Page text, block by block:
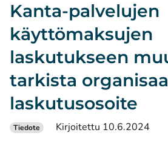
Kanta-palvelujen
käyttömaksujen
laskutukseen
tarkista
laskutusosoite
Tiedote Kirjoitettu 10.6.2024